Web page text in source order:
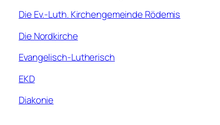
Die Ev.-Luth. Kirchengemeinde Rödemis
Die Nordkirche
Evangelisch-Lutherisch
EKD
Diakonie